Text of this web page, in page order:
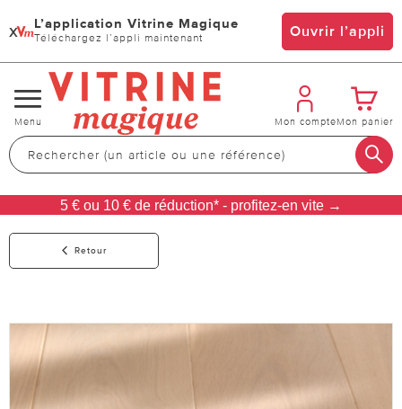
x L’application Vitrine Magique
Téléchargez l’appli maintenant Ouvrir l’appli
Changer
de
navigation
Menu Mon compteMon panier
5 € ou 10 € de réduction* - profitez-en vite →
Retour